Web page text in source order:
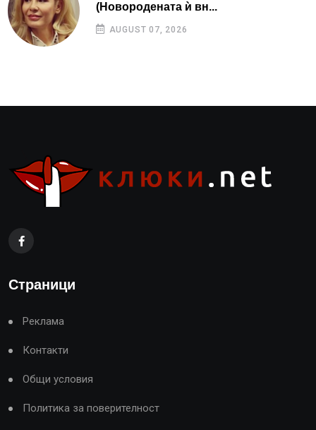
(Новородената ѝ вн...
AUGUST 07, 2026
Страници
Реклама
Контакти
Общи условия
Политика за поверителност